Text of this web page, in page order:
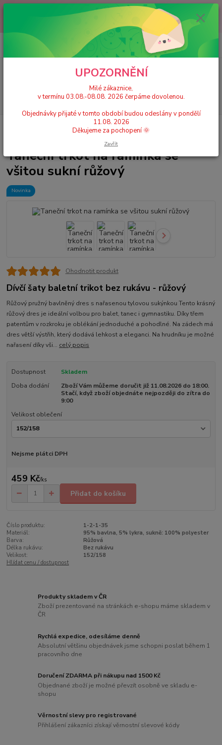
Milé zákaznice, v termínu 03.08.-08.08. 2026 čerpáme dovolenou.
Objednávky přijaté v tomto období budou odeslány v pondělí 11.08.
2026 Děkujeme za pochopení 🌞
CZK
Hledat
+420 777 224 390
(Po-Pá, 9-17 hod.)
0 Kč
Dívčí taneční trikoty, dresy se sukní
Taneční trikoty se sukní
Taneční trkot na ramínka se všitou sukní růžový
Taneční trkot na ramínka se
všitou sukní růžový
Novinka
Ohodnotit produkt
Dívčí šaty baletní trikot bez rukávu - růžový
Růžový pružný bavlněný dres s nařasenou tylovou sukýnkou Tento krásný
růžový dres je ideální volbou pro balet, tanec i gymnastiku. Díky třem
patentům v rozkroku je oblékání jednoduché a pohodlné. Na zádech má
dres větší výstřih, který dodává lehkost a eleganci. Na hrudníku je možné
nařasení díky vši... celý popis
Dostupnost
Skladem
Doba dodání
Zboží Vám můžeme doručit již 11.08.2026 do 18:00.
Stačí, když zboží objednáte nejpozději do zítra do
9:00
Velikost oblečení
Nejsme plátci DPH
459 Kč/ks
Přidat do košíku
Číslo produktu:
1-2-1-35
Materiál:
95% bavlna, 5% lykra, sukně: 100% polyester
Barva:
Růžová
Délka rukávu:
Bez rukávu
Velikost:
152/158
Hlídat cenu / dostupnost
Produkty skladem v ČR
Zboží prezentované na stránkách e-shopu máme skladem v
ČR
Rychlá expedice, odesíláme denně
Absolutní většinu objednávek jsme schopni poslat během 1
pracovního dne
Doručení ZDARMA při nákupu nad 1500 Kč
Objednané zboží je možné převzít osobně ve skladu e-
shopu
Věrnostní slevy pro registrované
Přihlášení zákazníci získají věrnostní slevové kódy
UPOZORNĚNÍ
Milé zákaznice,
v termínu 03.08.-08.08. 2026 čerpáme dovolenou.
Objednávky přijaté v tomto období budou odeslány v pondělí
11.08. 2026
Děkujeme za pochopení 🌞
Zavřít